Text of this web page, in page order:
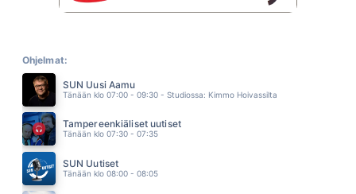
TUU LÄHEMMÄS
EROS RAMAZZOTTI
21.29
KIELLETYT TUNTEET
KAKE RANDELIN
KAUKAISIMMALLE RANNALLE
TEHOSEKOITIN
KYMMENEN KIROSANAA
IRINA
Ohjelmat:
SUN Uusi Aamu
Tänään klo 07:00 - 09:30 - Studiossa: Kimmo Hoivassilta
Tampereenkiäliset uutiset
Tänään klo 07:30 - 07:35
SUN Uutiset
Tänään klo 08:00 - 08:05